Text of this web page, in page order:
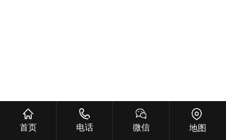
首页 电话 微信 地图